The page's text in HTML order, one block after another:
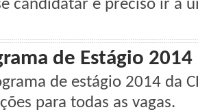
candidatar é preciso ir a
de Estágio 2014
de estágio 2014 da
para todas as vagas.